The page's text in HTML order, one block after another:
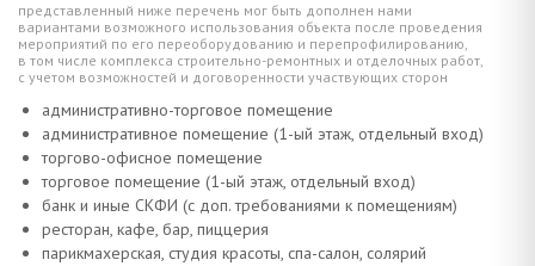
представленный ниже перечень мог быть дополнен нами
вариантами возможного использования объекта после проведения
мероприятий по его переоборудованию и перепрофилированию,
в том числе комплекса строительно-ремонтных и отделочных работ,
с учетом возможностей и договоренности участвующих сторон
административно-торговое помещение
административное помещение (1-ый этаж, отдельный вход)
торгово-офисное помещение
торговое помещение (1-ый этаж, отдельный вход)
банк и иные СКФИ (с доп. требованиями к помещениям)
ресторан, кафе, бар, пиццерия
парикмахерская, студия красоты, спа-салон, солярий